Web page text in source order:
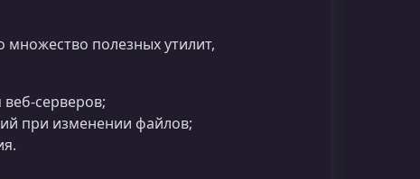
полезных утилит,
при изменении файлов;